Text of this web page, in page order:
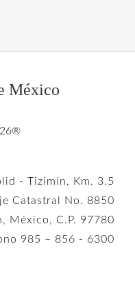
México
- Tizimín, Km. 3.5
Catastral No. 8850
México, C.P. 97780
985 – 856 - 6300